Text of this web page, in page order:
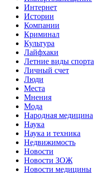
Интернет
Истории
Компании
Криминал
Культура
Лайфхаки
Летние виды спорта
Личный счет
Люди
Места
Мнения
Мода
Народная медицина
Наука
Наука и техника
Недвижимость
Новости
Новости ЗОЖ
Новости медицины